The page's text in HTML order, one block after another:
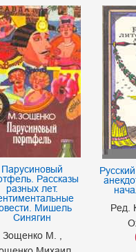
Парусиновый
Рассказы
разных лет.
Мишель
Синягин
Зощенко М.
Ред.